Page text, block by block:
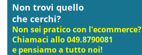
Non trovi quello
che cerchi?
Non sei pratico con l'ecommerce?
Chiamaci allo 049.8790081
e pensiamo a tutto noi!